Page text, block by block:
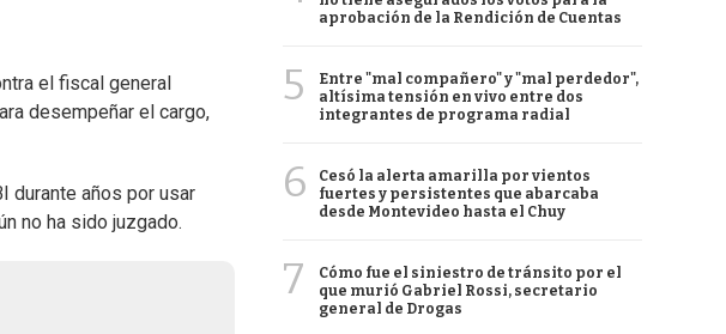
el fiscal general
desempeñar el cargo,
durante años por usar
no ha sido juzgado.
aprobación de la Rendición de Cuentas
5
Entre "mal compañero" y "mal perdedor",
altísima tensión en vivo entre dos
integrantes de programa radial
6
Cesó la alerta amarilla por vientos
fuertes y persistentes que abarcaba
desde Montevideo hasta el Chuy
7
Cómo fue el siniestro de tránsito por el
que murió Gabriel Rossi, secretario
general de Drogas